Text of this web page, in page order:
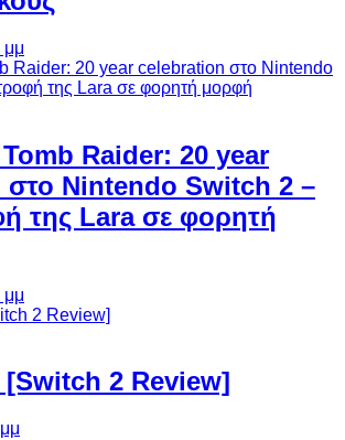
μμ
Raider: 20 year
Nintendo Switch 2 –
της Lara σε φορητή
μμ
[Switch 2 Review]